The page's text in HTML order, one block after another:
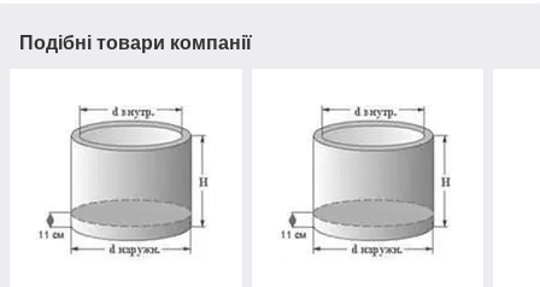
Подібні товари компанії